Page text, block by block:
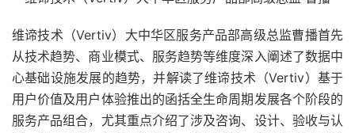
维谛技术（Vertiv）大中华区服务产品部高级总监曹播首先
从技术趋势、商业模式、服务趋势等维度深入阐述了数据中
心基础设施发展的趋势，并解读了维谛技术（Vertiv）基于
用户价值及用户体验推出的函括全生命周期发展各个阶段的
服务产品组合，尤其重点介绍了涉及咨询、设计、验收与认